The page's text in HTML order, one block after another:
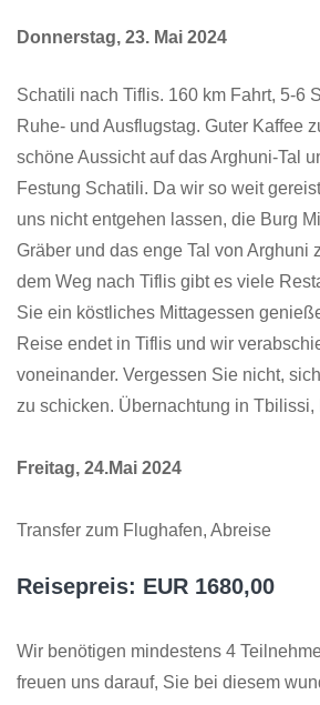
Donnerstag, 23. Mai 2024
Schatili nach Tiflis. 160 km Fahrt, 5-6
Ruhe- und Ausflugstag. Guter Kaffee
schöne Aussicht auf das Arghuni-Tal
Festung Schatili. Da wir so weit
uns nicht entgehen lassen, die Burg
Gräber und das enge Tal von Arghuni
dem Weg nach Tiflis gibt es viele
Sie ein köstliches Mittagessen
Reise endet in Tiflis und wir
voneinander. Vergessen Sie nicht,
zu schicken. Übernachtung in Tbilissi,
Freitag, 24.Mai 2024
Transfer zum Flughafen, Abreise
Reisepreis: EUR 1680,00
Wir benötigen mindestens 4
freuen uns darauf, Sie bei diesem